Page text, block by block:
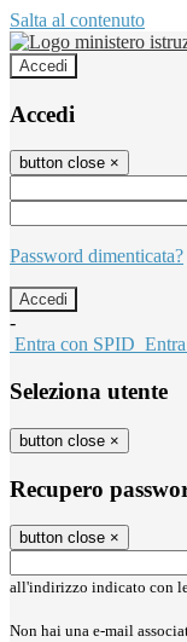
Salta al contenuto
Accedi
Accedi
button close ×
Password dimenticata?
-
Entra con SPID
Seleziona utente
button close ×
Recupero
button close ×
all'indirizzo indicato con
Non hai una e-mail